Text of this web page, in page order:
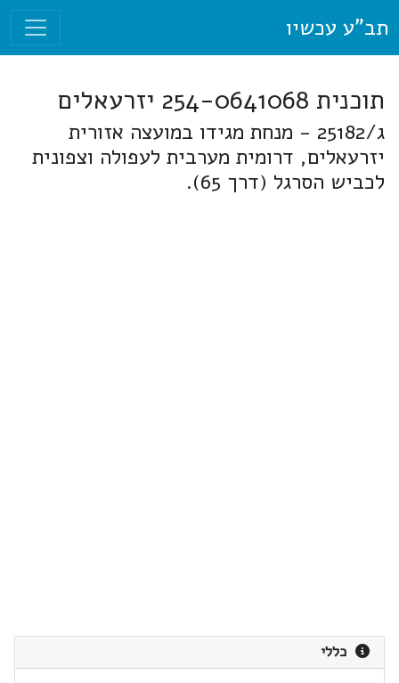
תב"ע עכשיו
תוכנית 254-0641068 יזרעאלים
ג/25182 - מנחת מגידו במועצה אזורית
יזרעאלים, דרומית מערבית לעפולה וצפונית
לכביש הסרגל (דרך 65).
כללי